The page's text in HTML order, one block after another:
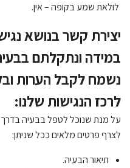
לולאת שמע בקופה – אין.
יצירת קשר בנושא
במידה ונתקלתם
נשמח לקבל הערות
לרכז הנגישות שלנו:
על מנת שנוכל לטפל בבעיה בדרך
לצרף פרטים מלאים ככל שניתן:
תיאור הבעיה.